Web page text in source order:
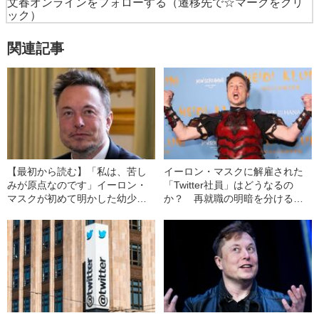
ック）
関連記事
【最初から読む】「私は、苦し
みが原点なのです」イーロン・
マスクが初めて明かした幼少期
イーロン・マスクに解雇された
「Twitter社員」はどうなるの
か？ 再就職の明暗を分けるの